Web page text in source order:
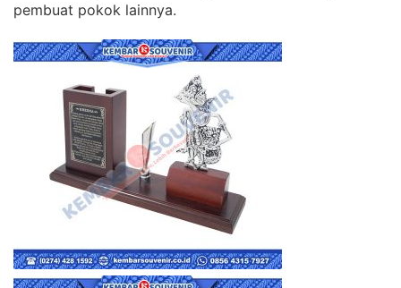
pembuat pokok lainnya.